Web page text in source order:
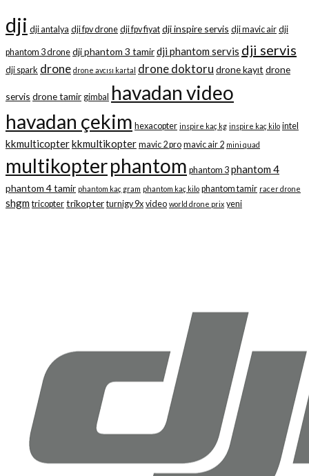
dji dji antalya dji fpv drone dji fpv fiyat dji inspire servis dji mavic air dji
phantom 3 drone dji phantom 3 tamirdji phantom servis dji servis
dji spark drone drone avcısı kartal drone doktoru drone kayıt drone
servis drone tamir gimbal havadan video
havadan çekim hexacopter inspire kaç kg inspire kaç kilo intel
kkmulticopterkkmultikopter mavic 2 pro mavic air 2 mini quad
multikopterphantom phantom 3 phantom 4
phantom 4 tamir phantom kaç gram phantom kaç kilo phantom tamir racer drone
shgm tricopter trikopter turnigy 9x video world drone prix yeni